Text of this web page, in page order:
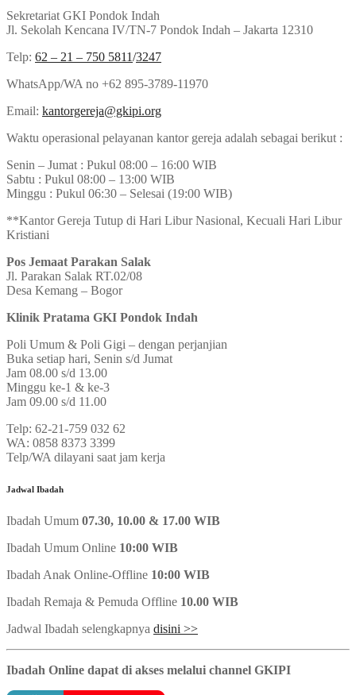
Sekretariat GKI Pondok Indah
Jl. Sekolah Kencana IV/TN-7 Pondok Indah – Jakarta 12310
Telp: 62 – 21 – 750 5811/3247
WhatsApp/WA no +62 895-3789-11970
Email: kantorgereja@gkipi.org
Waktu operasional pelayanan kantor gereja adalah sebagai berikut :
Senin – Jumat : Pukul 08:00 – 16:00 WIB
Sabtu : Pukul 08:00 – 13:00 WIB
Minggu : Pukul 06:30 – Selesai (19:00 WIB)
**Kantor Gereja Tutup di Hari Libur Nasional, Kecuali Hari Libur
Kristiani
Pos Jemaat Parakan Salak
Jl. Parakan Salak RT.02/08
Desa Kemang – Bogor
Klinik Pratama GKI Pondok Indah
Poli Umum & Poli Gigi – dengan perjanjian
Buka setiap hari, Senin s/d Jumat
Jam 08.00 s/d 13.00
Minggu ke-1 & ke-3
Jam 09.00 s/d 11.00
Telp: 62-21-759 032 62
WA: 0858 8373 3399
Telp/WA dilayani saat jam kerja
Jadwal Ibadah
Ibadah Umum 07.30, 10.00 & 17.00 WIB
Ibadah Umum Online 10:00 WIB
Ibadah Anak Online-Offline 10:00 WIB
Ibadah Remaja & Pemuda Offline 10.00 WIB
Jadwal Ibadah selengkapnya disini >>
Ibadah Online dapat di akses melalui channel GKIPI